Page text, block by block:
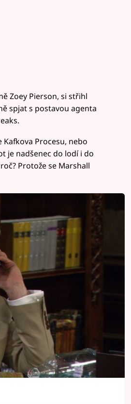
Zoey Pierson, si střihl
spjat s postavou agenta
Procesu, nebo
je nadšenec do lodí i do
Protože se Marshall